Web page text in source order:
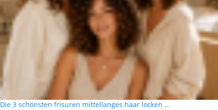
Die 3 schönsten frisuren mittellanges haar locken …